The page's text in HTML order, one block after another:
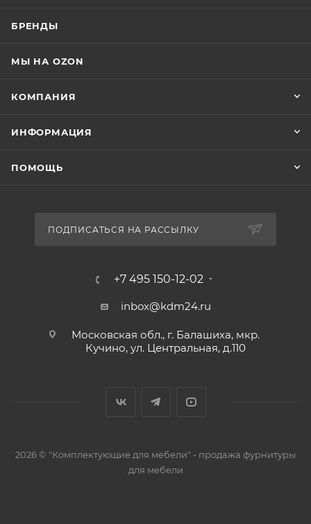
БРЕНДЫ
МЫ НА OZON
КОМПАНИЯ
ИНФОРМАЦИЯ
ПОМОЩЬ
ПОДПИСАТЬСЯ НА РАССЫЛКУ
+7 495 150-12-02
inbox@kdm24.ru
Московская обл., г. Балашиха, мкр.
Кучино, ул. Центральная, д.110
2026 © "Комплектующие для мебели" - продажа фурнитуры
для мебели